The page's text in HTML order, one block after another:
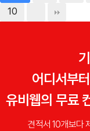
10
어디서부
유비웹의 무료
견적서 10개보다